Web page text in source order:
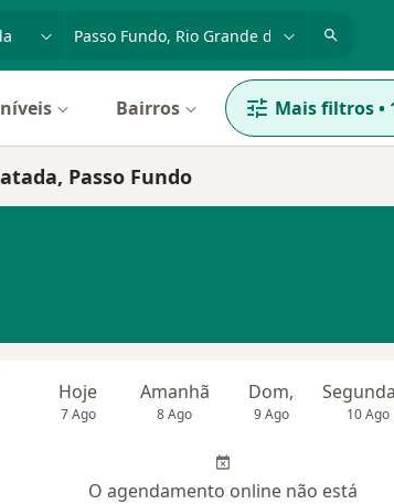
Bairros Mais filtros•
Passo Fundo
Hoje
7 Ago
Amanhã
8 Ago
Dom,
9 Ago 10 Ago
O agendamento online não está